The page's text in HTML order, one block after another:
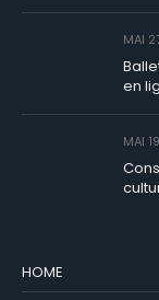
MAI
en
MAI
HOME